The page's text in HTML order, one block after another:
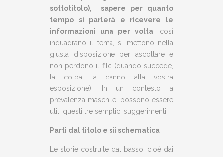
sottotitolo), sapere per quanto
tempo si parlerà e ricevere le
informazioni una per volta: così
inquadrano il tema, si mettono nella
giusta disposizione per ascoltare e
non perdono il filo (quando succede,
la colpa la danno alla vostra
esposizione). In un contesto a
prevalenza maschile, possono essere
utili questi tre semplici suggerimenti.
Parti dal titolo e sii schematica
Le storie costruite dal basso, cioè dai